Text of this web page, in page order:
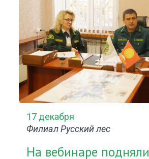
17 декабря
Филиал Русский лес
На вебинаре подняли